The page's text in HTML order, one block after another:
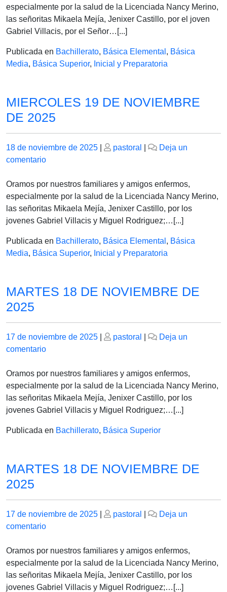
DE
NOVIEMBRE
DE
especialmente por la salud de la Licenciada Nancy Merino,
las señoritas Mikaela Mejía, Jenixer Castillo, por el joven
Gabriel Villacis, por el Señor…[...]
Publicada en Bachillerato, Básica Elemental , Básica
Media, Básica Superior, Inicial y Preparatoria
MIERCOLES 19 DE NOVIEMBRE
DE 2025
Publicado
el
18 de noviembre de 2025
Publicado
pastoral
Deja un
comentarioen
19
DE
NOVIEMBRE
DE
Oramos por nuestros familiares y amigos enfermos,
especialmente por la salud de la Licenciada Nancy Merino,
las señoritas Mikaela Mejía, Jenixer Castillo, por los
jovenes Gabriel Villacis y Miguel Rodriguez;…[...]
Publicada en Bachillerato, Básica Elemental , Básica
Media, Básica Superior, Inicial y Preparatoria
MARTES 18 DE NOVIEMBRE DE
2025
Publicado
el
17 de noviembre de 2025
Publicado
pastoral
Deja un
comentarioen
18
DE
NOVIEMBRE
DE
Oramos por nuestros familiares y amigos enfermos,
especialmente por la salud de la Licenciada Nancy Merino,
las señoritas Mikaela Mejía, Jenixer Castillo, por los
jovenes Gabriel Villacis y Miguel Rodriguez;…[...]
Publicada en Bachillerato, Básica Superior
MARTES 18 DE NOVIEMBRE DE
2025
Publicado
el
17 de noviembre de 2025
Publicado
pastoral
Deja un
comentarioen
18
DE
NOVIEMBRE
DE
Oramos por nuestros familiares y amigos enfermos,
especialmente por la salud de la Licenciada Nancy Merino,
las señoritas Mikaela Mejía, Jenixer Castillo, por los
jovenes Gabriel Villacis y Miguel Rodriguez;…[...]